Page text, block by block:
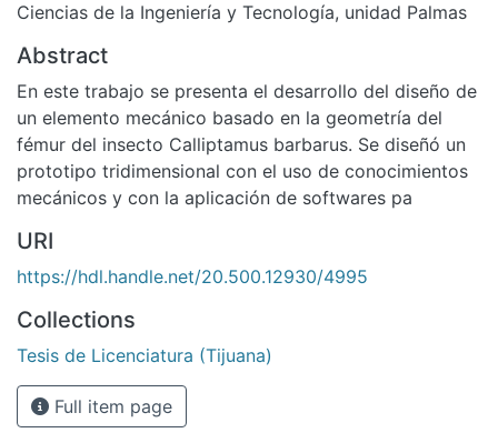
Ciencias de la Ingeniería y Tecnología, unidad Palmas
Abstract
En este trabajo se presenta el desarrollo del diseño de
un elemento mecánico basado en la geometría del
fémur del insecto Calliptamus barbarus. Se diseñó un
prototipo tridimensional con el uso de conocimientos
mecánicos y con la aplicación de softwares pa
URI
https://hdl.handle.net/20.500.12930/4995
Collections
Tesis de Licenciatura (Tijuana)
Full item page